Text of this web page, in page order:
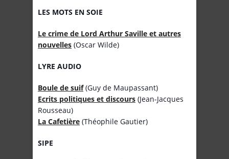
LES MOTS EN SOIE
Le crime de Lord Arthur Saville et autres
nouvelles (Oscar Wilde)
LYRE AUDIO
Boule de suif(Guy de Maupassant)
Ecrits politiques et discours (Jean-Jacques
Rousseau)
La Cafetière (Théophile Gautier)
SIPE